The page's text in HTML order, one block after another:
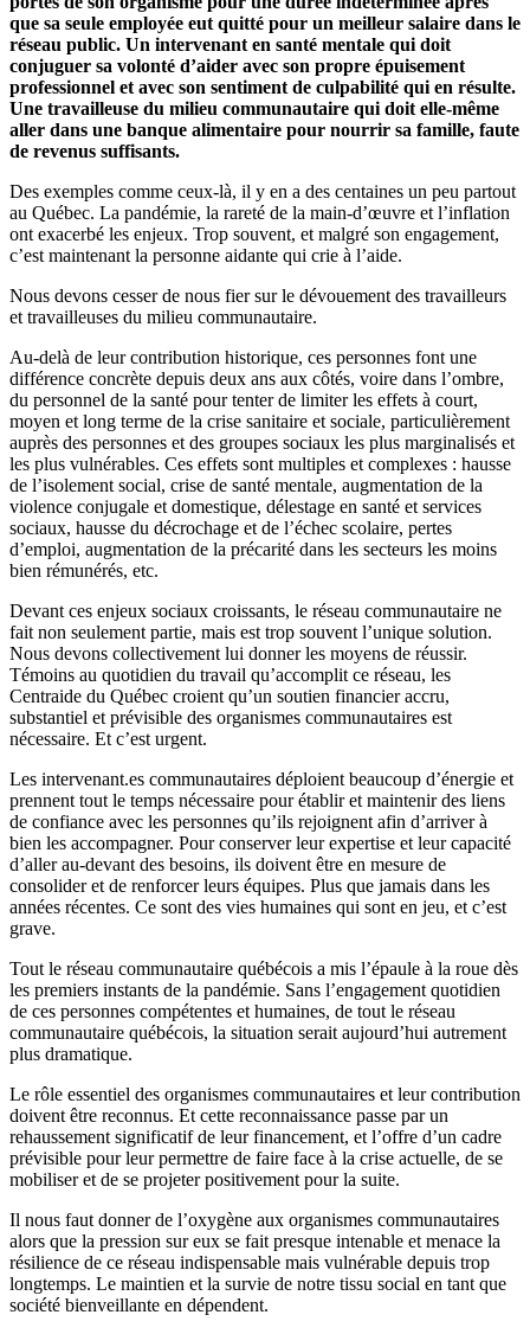
que sa seule employée eut quitté pour un meilleur salaire dans le
réseau public. Un intervenant en santé mentale qui doit
conjuguer sa volonté d’aider avec son propre épuisement
professionnel et avec son sentiment de culpabilité qui en résulte.
Une travailleuse du milieu communautaire qui doit elle-même
aller dans une banque alimentaire pour nourrir sa famille, faute
de revenus suffisants.
Des exemples comme ceux-là, il y en a des centaines un peu partout
au Québec. La pandémie, la rareté de la main-d’œuvre et l’inflation
ont exacerbé les enjeux. Trop souvent, et malgré son engagement,
c’est maintenant la personne aidante qui crie à l’aide.
Nous devons cesser de nous fier sur le dévouement des travailleurs
et travailleuses du milieu communautaire.
Au-delà de leur contribution historique, ces personnes font une
différence concrète depuis deux ans aux côtés, voire dans l’ombre,
du personnel de la santé pour tenter de limiter les effets à court,
moyen et long terme de la crise sanitaire et sociale, particulièrement
auprès des personnes et des groupes sociaux les plus marginalisés et
les plus vulnérables. Ces effets sont multiples et complexes : hausse
de l’isolement social, crise de santé mentale, augmentation de la
violence conjugale et domestique, délestage en santé et services
sociaux, hausse du décrochage et de l’échec scolaire, pertes
d’emploi, augmentation de la précarité dans les secteurs les moins
bien rémunérés, etc.
Devant ces enjeux sociaux croissants, le réseau communautaire ne
fait non seulement partie, mais est trop souvent l’unique solution.
Nous devons collectivement lui donner les moyens de réussir.
Témoins au quotidien du travail qu’accomplit ce réseau, les
Centraide du Québec croient qu’un soutien financier accru,
substantiel et prévisible des organismes communautaires est
nécessaire. Et c’est urgent.
Les intervenant.es communautaires déploient beaucoup d’énergie et
prennent tout le temps nécessaire pour établir et maintenir des liens
de confiance avec les personnes qu’ils rejoignent afin d’arriver à
bien les accompagner. Pour conserver leur expertise et leur capacité
d’aller au-devant des besoins, ils doivent être en mesure de
consolider et de renforcer leurs équipes. Plus que jamais dans les
années récentes. Ce sont des vies humaines qui sont en jeu, et c’est
grave.
Tout le réseau communautaire québécois a mis l’épaule à la roue dès
les premiers instants de la pandémie. Sans l’engagement quotidien
de ces personnes compétentes et humaines, de tout le réseau
communautaire québécois, la situation serait aujourd’hui autrement
plus dramatique.
Le rôle essentiel des organismes communautaires et leur contribution
doivent être reconnus. Et cette reconnaissance passe par un
rehaussement significatif de leur financement, et l’offre d’un cadre
prévisible pour leur permettre de faire face à la crise actuelle, de se
mobiliser et de se projeter positivement pour la suite.
Il nous faut donner de l’oxygène aux organismes communautaires
alors que la pression sur eux se fait presque intenable et menace la
résilience de ce réseau indispensable mais vulnérable depuis trop
longtemps. Le maintien et la survie de notre tissu social en tant que
société bienveillante en dépendent.